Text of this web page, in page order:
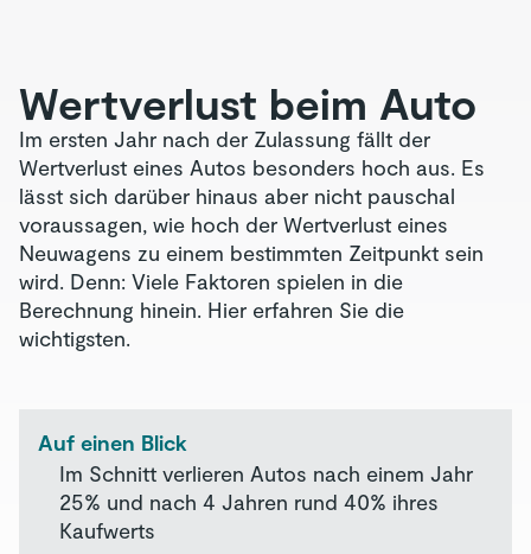
Wertverlust beim Auto
Im ersten Jahr nach der Zulassung fällt der
Wertverlust eines Autos besonders hoch aus. Es
lässt sich darüber hinaus aber nicht pauschal
voraussagen, wie hoch der Wertverlust eines
Neuwagens zu einem bestimmten Zeitpunkt sein
wird. Denn: Viele Faktoren spielen in die
Berechnung hinein. Hier erfahren Sie die
wichtigsten.
Auf einen Blick
Im Schnitt verlieren Autos nach einem Jahr
25% und nach 4 Jahren rund 40% ihres
Kaufwerts